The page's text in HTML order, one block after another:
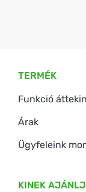
TERMÉK
Funkció
Árak
Ügyfeleink
KINEK